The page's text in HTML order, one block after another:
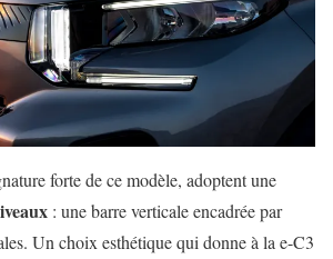
forte de ce modèle, adoptent une
: une barre verticale encadrée par
Un choix esthétique qui donne à la e-C3